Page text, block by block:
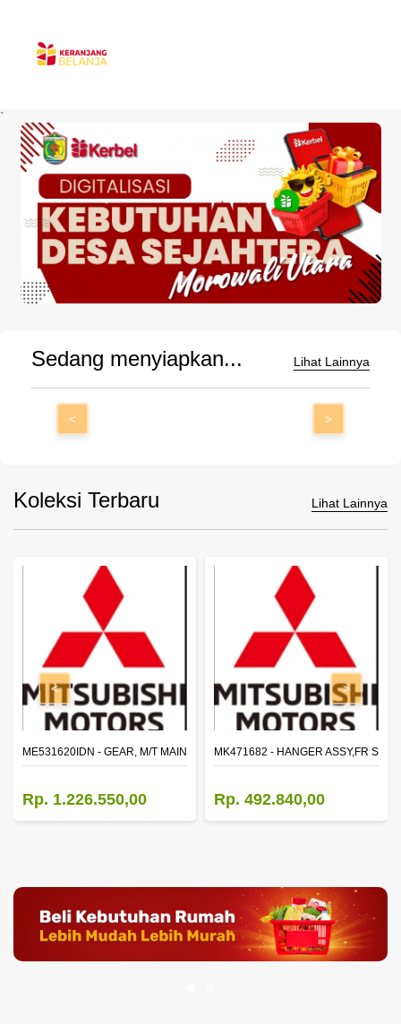
`
Sedang menyiapkan... Lihat Lainnya
< >
Koleksi Terbaru Lihat Lainnya
2ND SPEED (M035S5)
ME531620IDN - GEAR, M/T MAIN SHAFT REVERSE
Rp. 1.226.550,00
MK471682 - HANGER ASSY,FR
Rp. 492.840,00
< >